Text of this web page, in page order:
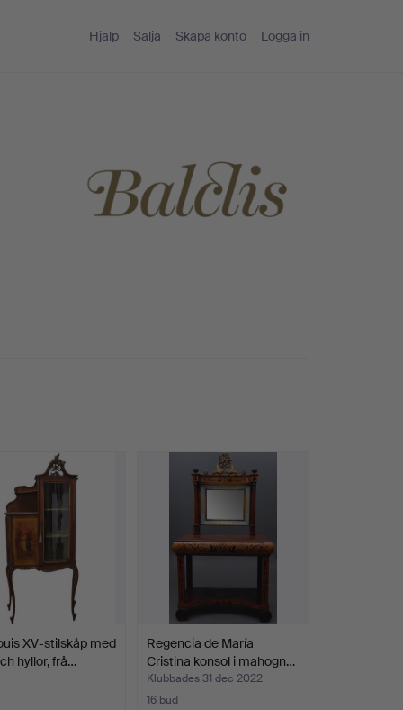
Hjälp Sälja Skapa konto Logga in
XV-stilskåp med
hyllor, frå…
Regencia de María
Cristina konsol i mahogn…
Klubbades 31 dec 2022
16 bud